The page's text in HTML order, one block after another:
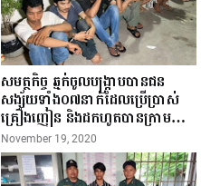
សមត្ថកិច្ច ឆ្មក់ចូលបង្រ្កាបបានជន
សង្ស័យទាំង០៧នាក់ដែលប្រេីប្រាស់
គ្រឿងញៀន និងដកហូតបានក្រាមស
ថ្លា​ចំនួន១៦កូនថង់តូច
November 19, 2020